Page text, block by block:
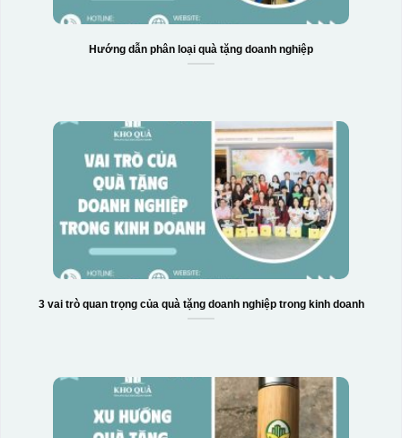
Hướng dẫn phân loại quà tặng doanh nghiệp
3 vai trò quan trọng của quà tặng doanh nghiệp trong kinh doanh